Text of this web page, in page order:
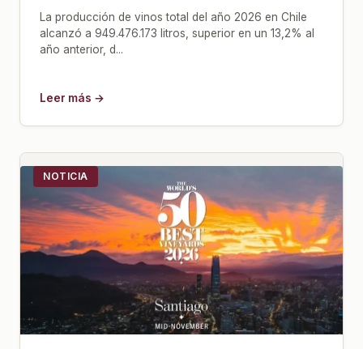
La producción de vinos total del año 2026 en Chile
alcanzó a 949.476.173 litros, superior en un 13,2% al
año anterior, d...
Leer más →
NOTICIA